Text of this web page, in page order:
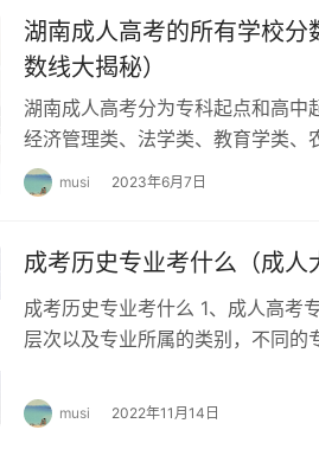
政厅相关文件核定，具体如下：
。
湖南成人高考的所有学校
数线大揭秘）
湖南成人高考分为专科起点和高中
经济管理类、法学类、教育学类、
不同专业的考生可以有针对性地复
musi 2023年6月7日
成考历史专业考什么（成人
成考历史专业考什么 1、成人高考
层次以及专业所属的类别，不同的
musi 2022年11月14日